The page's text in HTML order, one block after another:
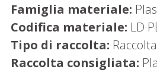
Famiglia materiale:
Codifica materiale: LD
Tipo di raccolta:
Raccolta consigliata: